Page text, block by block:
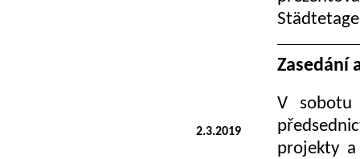
2.3.2019
Zasedání
V sobotu
projekty a